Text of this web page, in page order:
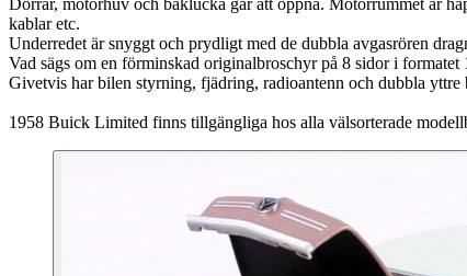
Dörrar, motorhuv och baklucka går att öppna. Motorrummet är
kablar etc.
Underredet är snyggt och prydligt med de dubbla avgasrören
Vad sägs om en förminskad originalbroschyr på 8 sidor i formatet
Givetvis har bilen styrning, fjädring, radioantenn och dubbla yttre
1958 Buick Limited finns tillgängliga hos alla välsorterade